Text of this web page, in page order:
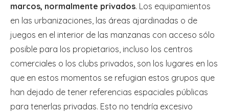
marcos, normalmente privados. Los equipamientos
en las urbanizaciones, las áreas ajardinadas o de
juegos en el interior de las manzanas con acceso sólo
posible para los propietarios, incluso los centros
comerciales o los clubs privados, son los lugares en los
que en estos momentos se refugian estos grupos que
han dejado de tener referencias espaciales públicas
para tenerlas privadas. Esto no tendría excesivo